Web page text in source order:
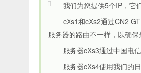
我们为您提供5个IP，它
cXs1和cXs2通过CN2
服务器的路由不一样，以确保
服务器cXs3通过中国电
服务器cXs4使用我们的